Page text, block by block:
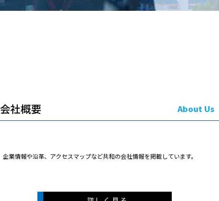
会社概要 About Us
企業情報や沿革、アクセスマップなど共和の会社情報を掲載しています。